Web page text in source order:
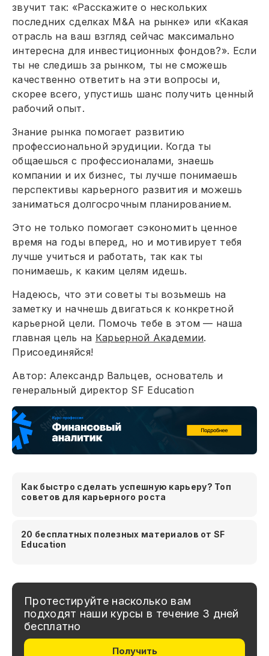
звучит так: «Расскажите о нескольких
последних сделках M&A на рынке» или «Какая
отрасль на ваш взгляд сейчас максимально
интересна для инвестиционных фондов?». Если
ты не следишь за рынком, ты не сможешь
качественно ответить на эти вопросы и,
скорее всего, упустишь шанс получить ценный
рабочий опыт.
Знание рынка помогает развитию
профессиональной эрудиции. Когда ты
общаешься с профессионалами, знаешь
компании и их бизнес, ты лучше понимаешь
перспективы карьерного развития и можешь
заниматься долгосрочным планированием.
Это не только помогает сэкономить ценное
время на годы вперед, но и мотивирует тебя
лучше учиться и работать, так как ты
понимаешь, к каким целям идешь.
Надеюсь, что эти советы ты возьмешь на
заметку и начнешь двигаться к конкретной
карьерной цели. Помочь тебе в этом — наша
главная цель на Карьерной Академии.
Присоединяйся!
Автор: Александр Вальцев, основатель и
генеральный директор SF Education
Как быстро сделать успешную карьеру? Топ
советов для карьерного роста
20 бесплатных полезных материалов от SF
Education
Протестируйте насколько вам
подходят наши курсы в течение 3 дней
бесплатно
Получить